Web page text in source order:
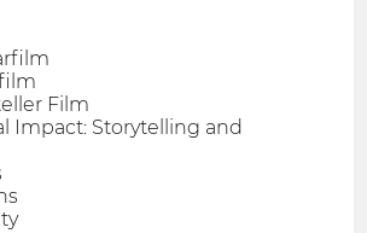
Film
Impact: Storytelling and